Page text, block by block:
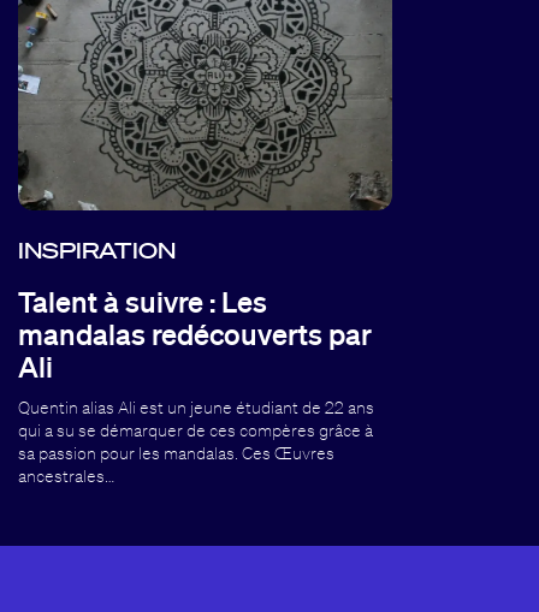
INSPIRATION
Talent à suivre : Les
mandalas redécouverts par
Ali
Quentin alias Ali est un jeune étudiant de 22 ans
qui a su se démarquer de ces compères grâce à
sa passion pour les mandalas. Ces Œuvres
ancestrales…